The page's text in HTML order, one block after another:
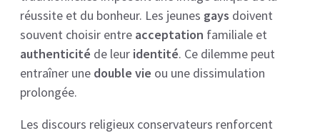
réussite et du bonheur. Les jeunes gays doivent
souvent choisir entre acceptation familiale et
authenticité de leur identité. Ce dilemme peut
entraîner une double vie ou une dissimulation
prolongée.
Les discours religieux conservateurs renforcent